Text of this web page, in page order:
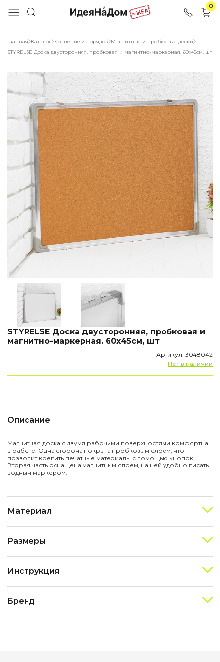
0
Главная Каталог Хранение и порядок Магнитные и пробковые доски
STYRELSE Доска двусторонняя, пробковая и магнитно-маркерная. 60х45см, шт
STYRELSE Доска двусторонняя, пробковая и
магнитно-маркерная. 60х45см, шт
Артикул: 3048042
Нет в наличии
Описание
Магнитная доска с двумя рабочими поверхностями комфортна
в работе. Одна сторона покрыта пробковым слоем, что
позволит крепить печатные материалы с помощью кнопок.
Вторая часть оснащена магнитным слоем, на ней удобно писать
водным маркером.
Материал
Размеры
Инструкция
Бренд